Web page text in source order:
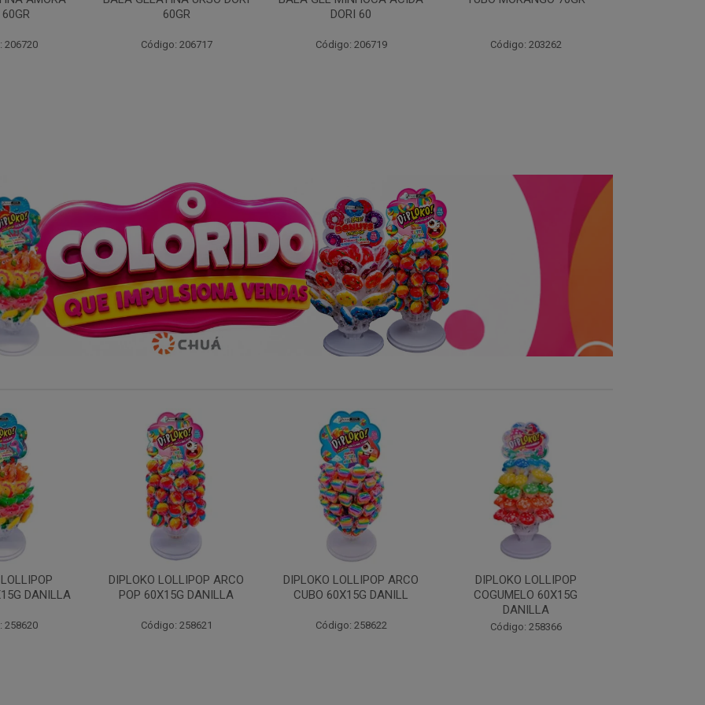
206717
DORI 60
Código: 206719 Código: 203262 Código: 203264
ARCO
DANILLA
258621
DIPLOKO LOLLIPOP ARCO
CUBO 60X15G DANILL
Código: 258622
DIPLOKO LOLLIPOP
COGUMELO 60X15G
Código: 258366
DIPLOKO LOLLIPOP MONST
60X15G DANILLA
Código: 258369